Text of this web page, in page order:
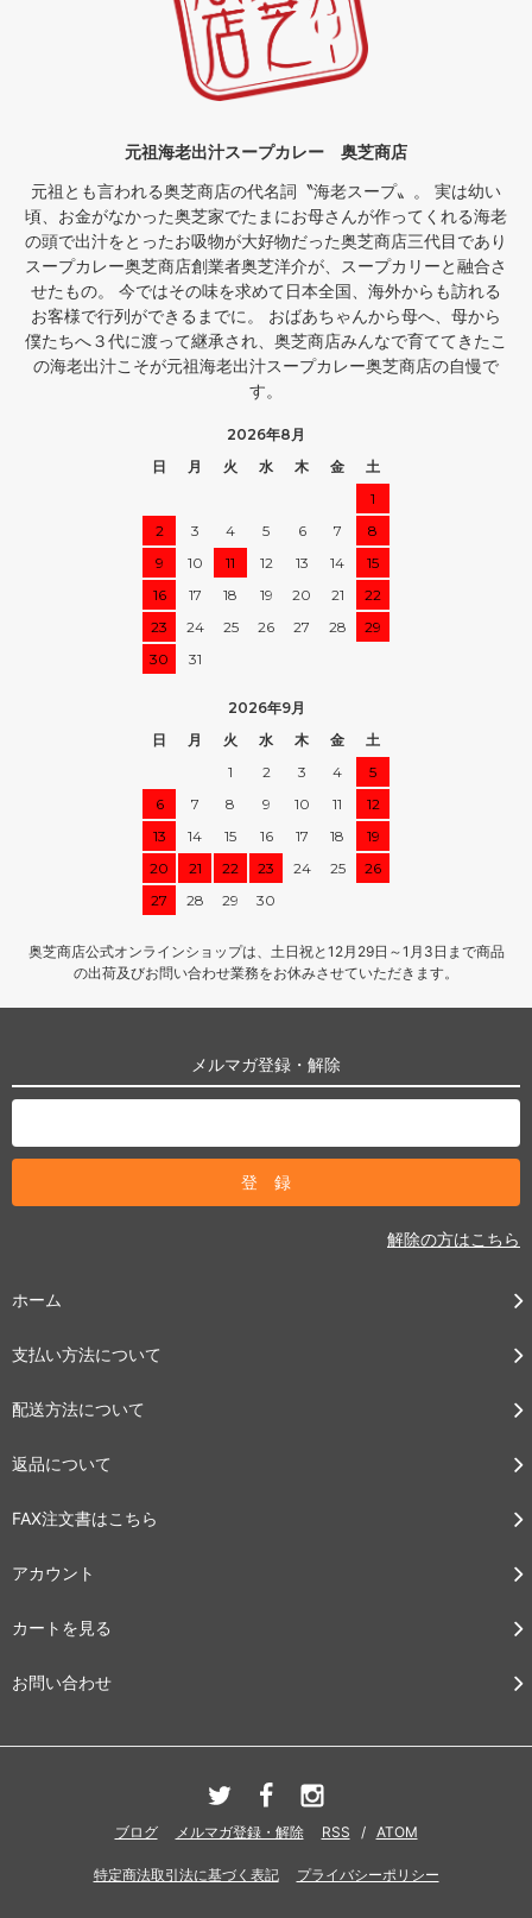
元祖海老出汁スープカレー 奥芝商店
元祖とも言われる奥芝商店の代名詞〝海老スープ〟。 実は幼い
頃、お金がなかった奥芝家でたまにお母さんが作ってくれる海老
の頭で出汁をとったお吸物が大好物だった奥芝商店三代目であり
スープカレー奥芝商店創業者奥芝洋介が、スープカリーと融合さ
せたもの。 今ではその味を求めて日本全国、海外からも訪れる
お客様で行列ができるまでに。 おばあちゃんから母へ、母から
僕たちへ３代に渡って継承され、奥芝商店みんなで育ててきたこ
の海老出汁こそが元祖海老出汁スープカレー奥芝商店の自慢で
す。
2026年8月
日
月 火 水 木 金
土
1
2
3 4 5 6 7
8
9
10 11 12 13 14
15
16
17 18 19 20 21
22
23
24 25 26 27 28
29
30
31
2026年9月
日
月 火 水 木 金
土
1
2 3 4
5
6
7 8 9 10 11
12
13
14 15 16 17 18
19
20
21 22 23 24 25
26
27
28 29 30
奥芝商店公式オンラインショップは、土日祝と12月29日～1月3日まで商品
の出荷及びお問い合わせ業務をお休みさせていただきます。
メルマガ登録・解除
解除の方はこちら
ホーム
支払い方法について
配送方法について
返品について
FAX注文書はこちら
アカウント
カートを見る
お問い合わせ
ブログ メルマガ登録・解除 RSS / ATOM
特定商法取引法に基づく表記 プライバシーポリシー